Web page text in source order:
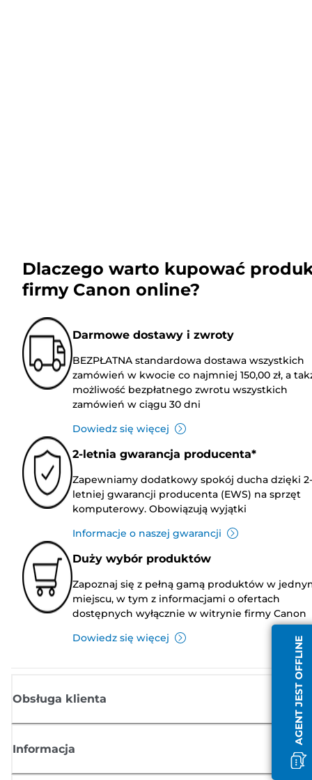
AGENT JEST OFFLINE
Dlaczego warto kupować
firmy Canon online?
Darmowe dostawy i zwroty
BEZPŁATNA standardowa dostawa wszystkich
zamówień w kwocie co najmniej 150,00 zł, a
możliwość bezpłatnego zwrotu wszystkich
zamówień w ciągu 30 dni
Dowiedz się więcej
2-letnia gwarancja producenta*
Zapewniamy dodatkowy spokój ducha dzięki 2-
letniej gwarancji producenta (EWS) na sprzęt
komputerowy. Obowiązują wyjątki
Informacje o naszej gwarancji
Duży wybór produktów
Zapoznaj się z pełną gamą produktów w
miejscu, w tym z informacjami o ofertach
dostępnych wyłącznie w witrynie firmy Canon
Dowiedz się więcej
Obsługa klienta
Informacja